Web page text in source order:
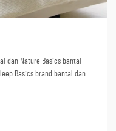
dan Nature Basics bantal
Basics brand bantal dan